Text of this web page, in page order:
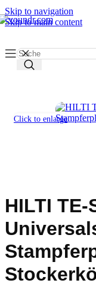
Skip to navigation
Skip to main content
Start/ Werkzeug
Click to enlarge
HILTI TE-